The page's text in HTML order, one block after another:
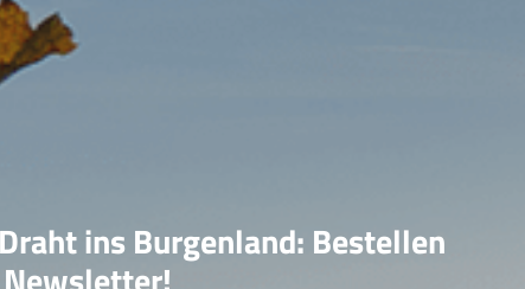
ins Burgenland: Bestellen